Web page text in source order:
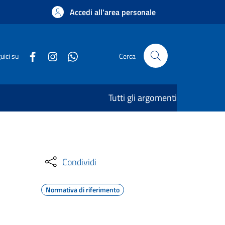
Accedi all'area personale
su Cerca
Tutti gli argomenti
Condividi
Normativa di riferimento